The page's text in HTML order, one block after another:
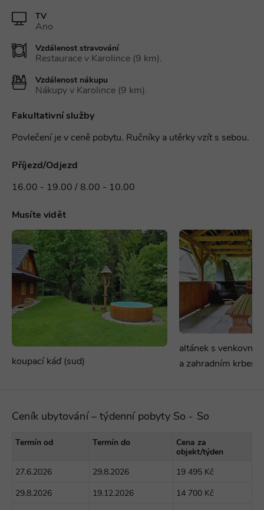
TV
Ano
Vzdálenost stravování
Restaurace v Karolince (9 km).
Vzdálenost nákupu
Nákupy v Karolince (9 km).
Fakultativní služby
Povlečení je v ceně pobytu. Ručníky a utěrky vzít s sebou.
Příjezd/Odjezd
16.00 - 19.00 / 8.00 - 10.00
Musíte vidět
koupací káď (sud)
altánek s
a zahradním krbem
Ceník ubytování – týdenní pobyty So - So
Termín od Termín do
Cena za
objekt/týden
27.6.2026 29.8.2026 19 495 Kč
29.8.2026 19.12.2026 14 700 Kč